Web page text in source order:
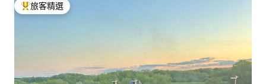
旅客精選榜首
旅客精選